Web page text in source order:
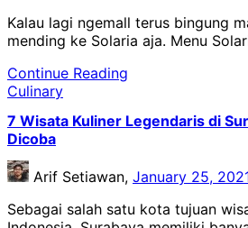
Kalau lagi ngemall terus bingung
mending ke Solaria aja. Menu
Continue Reading
Culinary
7 Wisata Kuliner Legendaris di
Dicoba
Arif Setiawan, January 25,
Sebagai salah satu kota tujuan